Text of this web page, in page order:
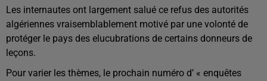
Les internautes ont largement salué ce refus des autorités
algériennes vraisemblablement motivé par une volonté de
protéger le pays des elucubrations de certains donneurs de
leçons.
Pour varier les thèmes, le prochain numéro d’ « enquêtes